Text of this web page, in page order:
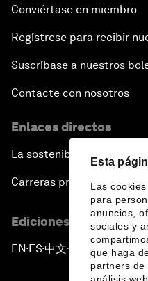
Esta
Las
para
anuncios,
sociales y
que haga
partners de
Conviértase en miembro
Regístrese para recibir
Suscríbase a nuestros
Contacte con nosotros
Enlaces directos
La sostenibilidad en el Foro
Carreras profesionales
Ediciones en otros
EN ▪ ES▪中文▪ 日本語